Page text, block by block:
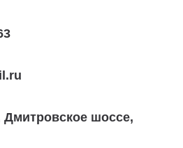
Дмитровское шоссе,